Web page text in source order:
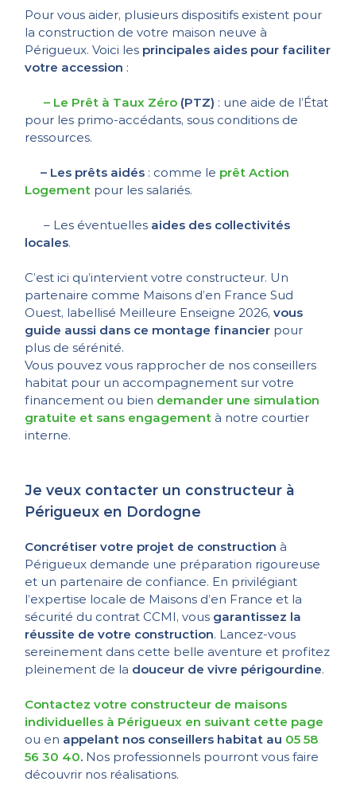
Pour vous aider, plusieurs dispositifs existent pour
la construction de votre maison neuve à
Périgueux. Voici les principales aides pour faciliter
votre accession :
– Le Prêt à Taux Zéro (PTZ) : une aide de l’État
pour les primo-accédants, sous conditions de
ressources.
– Les prêts aidés : comme le prêt Action
Logement pour les salariés.
– Les éventuelles aides des collectivités
locales.
C’est ici qu’intervient votre constructeur. Un
partenaire comme Maisons d’en France Sud
Ouest, labellisé Meilleure Enseigne 2026,vous
guide aussi dans ce montage financier pour
plus de sérénité.
Vous pouvez vous rapprocher de nos conseillers
habitat pour un accompagnement sur votre
financement ou bien demander une simulation
gratuite et sans engagement à notre courtier
interne.
Je veux contacter un constructeur à
Périgueux en Dordogne
Concrétiser votre projet de construction à
Périgueux demande une préparation rigoureuse
et un partenaire de confiance. En privilégiant
l’expertise locale de Maisons d’en France et la
sécurité du contrat CCMI, vous garantissez la
réussite de votre construction. Lancez-vous
sereinement dans cette belle aventure et profitez
pleinement de la douceur de vivre périgourdine.
Contactez votre constructeur de maisons
individuelles à Périgueux en suivant cette page
ou en appelant nos conseillers habitat au 05 58
56 30 40. Nos professionnels pourront vous faire
découvrir nos réalisations.